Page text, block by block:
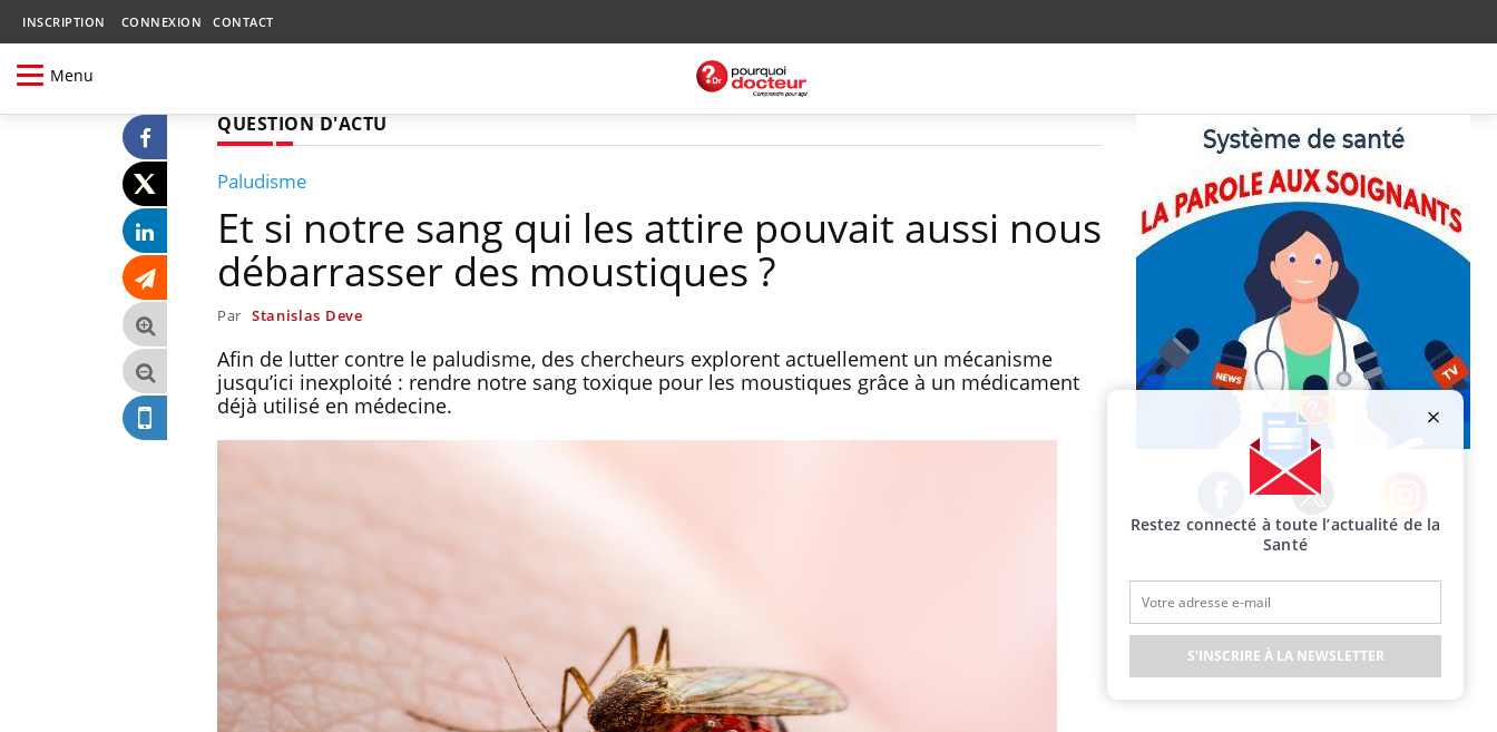
INSCRIPTION CONNEXION CONTACT
Menu
QUESTION D'ACTU
Paludisme
Et si notre sang qui les attire pouvait aussi nous
débarrasser des moustiques ?
Par Stanislas Deve
Afin de lutter contre le paludisme, des chercheurs explorent actuellement un mécanisme
jusqu’ici inexploité : rendre notre sang toxique pour les moustiques grâce à un médicament
déjà utilisé en médecine.
Facebook Twitter Instagram
Restez connecté à toute l’actualité de la
Santé
S'INSCRIRE À LA NEWSLETTER